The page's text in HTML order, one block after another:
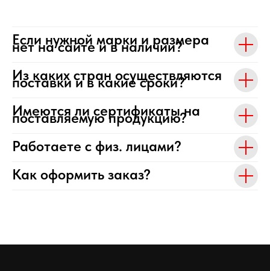
Если нужной марки и размера
нет на сайте и в наличии?
Из каких стран осуществляются
поставки и в какие сроки?
Имеются ли сертификаты на
поставляемую продукцию?
Работаете с физ. лицами?
Как оформить заказ?